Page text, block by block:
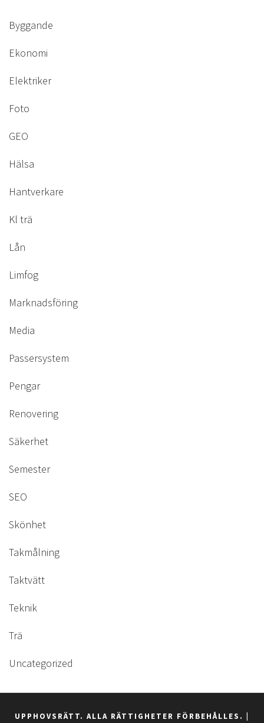
Byggande
Ekonomi
Elektriker
Foto
GEO
Hälsa
Hantverkare
Kl trä
Lån
Limfog
Marknadsföring
Media
Passersystem
Pengar
Renovering
Säkerhet
Semester
SEO
Skönhet
Takmålning
Taktvätt
Teknik
Trä
Uncategorized
UPPHOVSRÄTT. ALLA RÄTTIGHETER FÖRBEHÅLLES.